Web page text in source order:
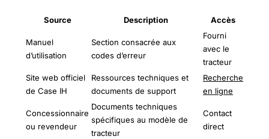
Source Description Accès
Manuel
d’utilisation
Section consacrée aux
codes d’erreur
Fourni
avec le
tracteur
Site web officiel
de Case IH
Ressources techniques et
documents de support
Recherche
en ligne
Concessionnaire
ou revendeur
Documents techniques
spécifiques au modèle de
tracteur
Contact
direct